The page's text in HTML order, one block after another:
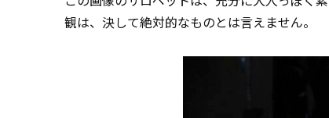
観は、決して絶対的なものとは言えません。